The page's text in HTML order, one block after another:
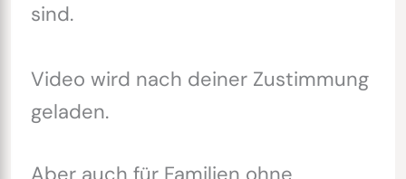
sind.
Video wird nach deiner Zustimmung
geladen.
Aber auch für Familien ohne